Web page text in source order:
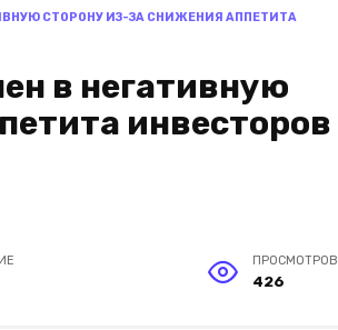
СТОРОНУ ИЗ-ЗА СНИЖЕНИЯ АППЕТИТА
в негативную
инвесторов
ПРОСМОТРОВ
426